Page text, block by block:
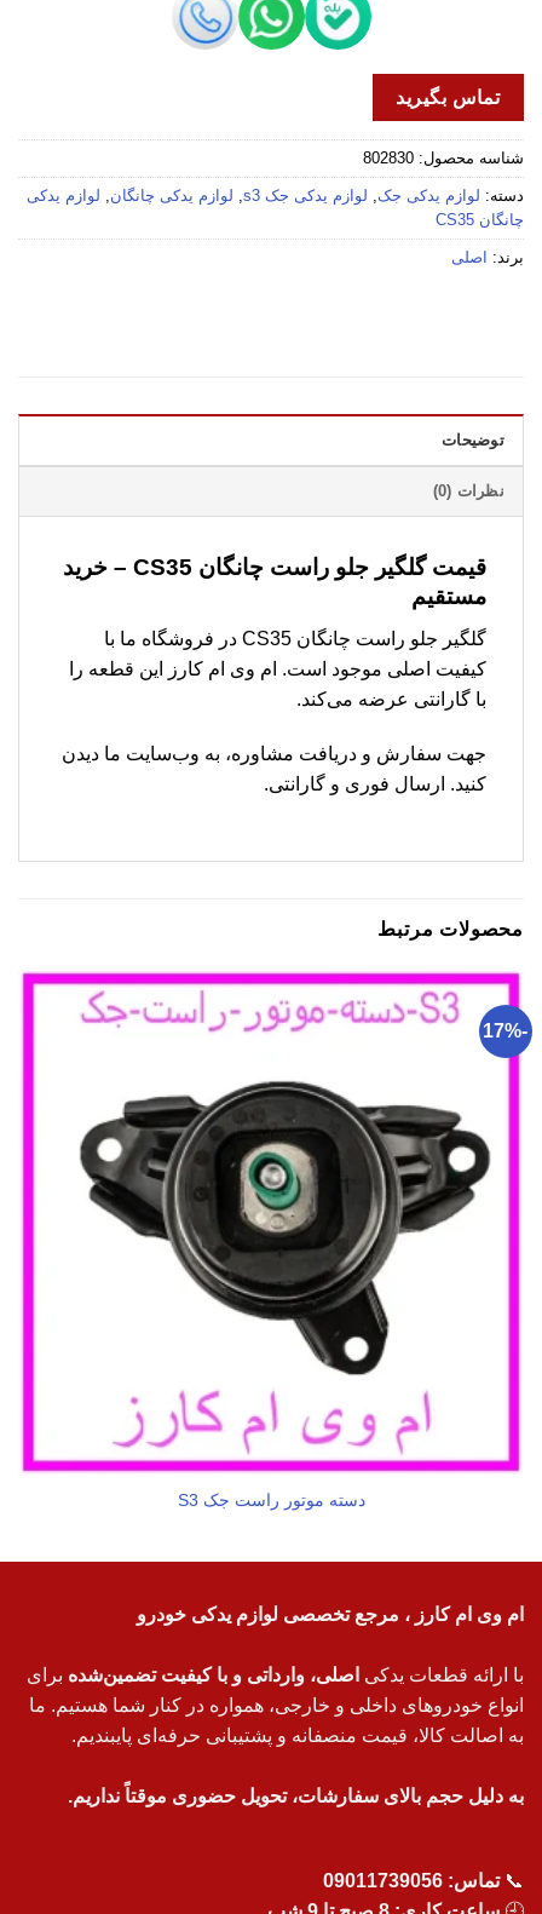
تماس بگیرید
شناسه محصول: 802830
دسته: لوازم یدکی جک, لوازم یدکی جک s3 , لوازم یدکی چانگان, لوازم یدکی
چانگان CS35
برند: اصلی
توضیحات
نظرات (0)
قیمت گلگیر جلو راست چانگان CS35 – خرید
مستقیم
گلگیر جلو راست چانگان CS35 در فروشگاه ما با
کیفیت اصلی موجود است. ام وی ام کارز این قطعه را
با گارانتی عرضه می‌کند.
جهت سفارش و دریافت مشاوره، به وب‌سایت ما دیدن
کنید. ارسال فوری و گارانتی.
محصولات مرتبط
-17%
دسته موتور راست جک S3
ام وی ام کارز ، مرجع تخصصی لوازم یدکی خودرو
با ارائه قطعات یدکی اصلی، وارداتی و با کیفیت تضمین‌شده برای
انواع خودروهای داخلی و خارجی، همواره در کنار شما هستیم. ما
به اصالت کالا، قیمت منصفانه و پشتیبانی حرفه‌ای پایبندیم.
به دلیل حجم بالای سفارشات، تحویل حضوری موقتاً نداریم.
📞تماس: 09011739056